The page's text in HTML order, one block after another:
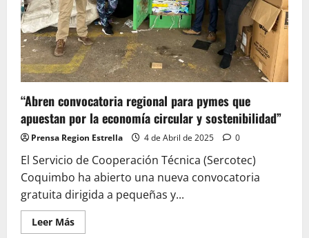
en
varias
regiones
“Abren convocatoria regional para pymes que
apuestan por la economía circular y sostenibilidad”
Prensa Region Estrella 4 de Abril de 2025 0
El Servicio de Cooperación Técnica (Sercotec)
Coquimbo ha abierto una nueva convocatoria
gratuita dirigida a pequeñas y...
Leer MásLeer
más